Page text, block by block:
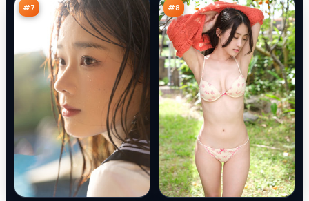
#7 #8
鸣
潜
伏
87
万
游
侠
清
单
86
万